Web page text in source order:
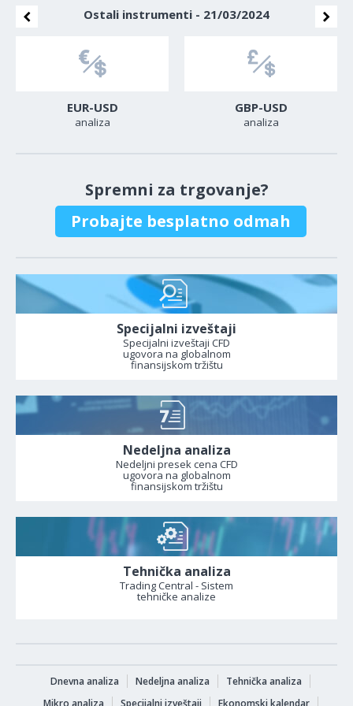
Ostali instrumenti - 21/03/2024
EUR-USD
analiza
GBP-USD
analiza
Spremni za trgovanje?
Probajte besplatno odmah
Specijalni izveštaji
Specijalni izveštaji CFD
ugovora na globalnom
finansijskom tržištu
Nedeljna analiza
Nedeljni presek cena CFD
ugovora na globalnom
finansijskom tržištu
Tehnička analiza
Trading Central - Sistem
tehničke analize
Dnevna analiza Nedeljna analiza
Tehnička analiza
Mikro analiza
Specijalni izveštaji Ekonomski kalendar